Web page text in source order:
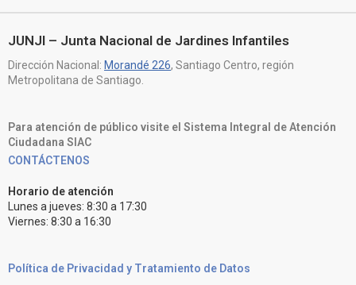
JUNJI – Junta Nacional de Jardines Infantiles
Dirección Nacional: Morandé 226, Santiago Centro, región
Metropolitana de Santiago.
Para atención de público visite el Sistema Integral de Atención
Ciudadana SIAC
CONTÁCTENOS
Horario de atención
Lunes a jueves: 8:30 a 17:30
Viernes: 8:30 a 16:30
Política de Privacidad y Tratamiento de Datos